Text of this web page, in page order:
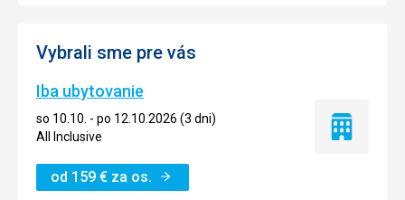
Vybrali sme pre vás
Iba ubytovanie
so 10.10. - po 12.10.2026 (3 dni)
All Inclusive
od 159 € za os.
Iba